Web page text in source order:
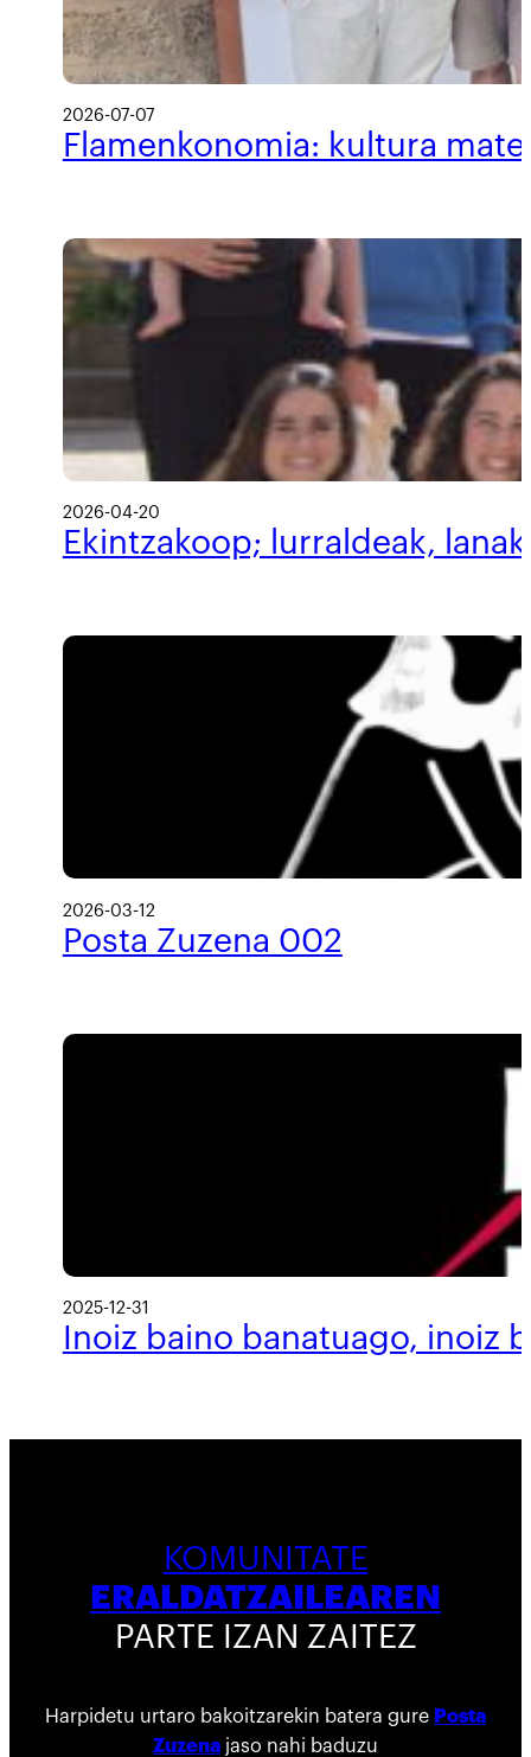
2026-07-07
Flamenkonomia: kultura
2026-04-20
Ekintzakoop; lurraldeak,
2026-03-12
Posta Zuzena 002
2025-12-31
Inoiz baino banatuago, inoiz
KOMUNITATE
ERALDATZAILEAREN
PARTE IZAN ZAITEZ
Harpidetu urtaro bakoitzarekin batera gure Posta
Zuzena jaso nahi baduzu